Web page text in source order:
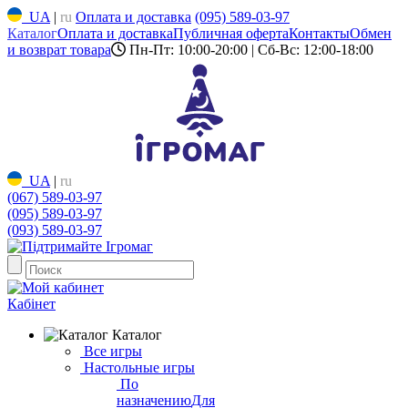
UA | ru Оплата и доставка (095) 589-03-97
КаталогОплата и доставкаПубличная офертаКонтактыОбмен
и возврат товара
Пн-Пт: 10:00-20:00 | Сб-Вс: 12:00-18:00
UA | ru
(067) 589-03-97
(095) 589-03-97
(093) 589-03-97
Кабінет
Каталог
Все игры
Настольные игры
По
назначениюДля